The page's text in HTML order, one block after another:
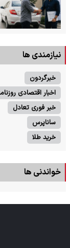
نیازمندی ها
خبرگردون
اخبار اقتصادی
خبر فوری تعادل
ساناپرس
خرید طلا
خواندنی ها